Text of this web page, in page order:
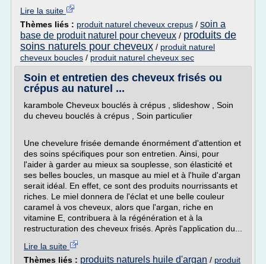
Lire la suite
Thèmes liés : produit naturel cheveux crepus / soin a
base de produit naturel pour cheveux / produits de
soins naturels pour cheveux / produit naturel
cheveux boucles / produit naturel cheveux sec
Soin et entretien des cheveux frisés ou
crépus au naturel ...
karambole Cheveux bouclés à crépus , slideshow , Soin
du cheveu bouclés à crépus , Soin particulier
Une chevelure frisée demande énormément d'attention et
des soins spécifiques pour son entretien. Ainsi, pour
l'aider à garder au mieux sa souplesse, son élasticité et
ses belles boucles, un masque au miel et à l'huile d'argan
serait idéal. En effet, ce sont des produits nourrissants et
riches. Le miel donnera de l'éclat et une belle couleur
caramel à vos cheveux, alors que l'argan, riche en
vitamine E, contribuera à la régénération et à la
restructuration des cheveux frisés. Après l'application du...
Lire la suite
Thèmes liés : produits naturels huile d'argan / produit